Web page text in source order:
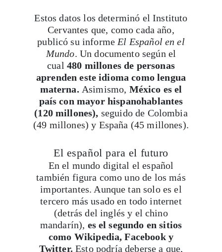
publicó su informeEl Español en el
Mundo. Un documento según el
cual480 millones de personas
aprenden este idioma como lengua
materna.Asimismo,México es el
país con mayor hispanohablantes
(120 millones),seguido de Colombia
(49 millones) y España (45 millones).
El español para el futuro
también figura como uno de los más
importantes. Aunque tan solo es el
tercero más usado en todo internet
(detrás del inglés y el chino
mandarín),es el segundo en sitios
como Wikipedia, Facebook y
Twitter.Esto podría deberse a que,
por ejemplo, México se encuentra
entre los 10 países con mayor número